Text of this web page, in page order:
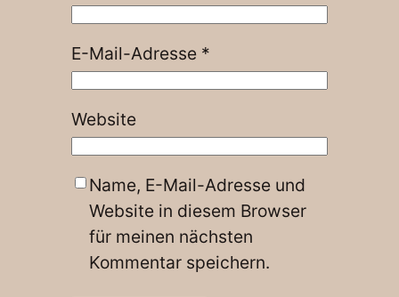
E-Mail-Adresse *
Website
Name, E-Mail-Adresse und
Website in diesem Browser
für meinen nächsten
Kommentar speichern.